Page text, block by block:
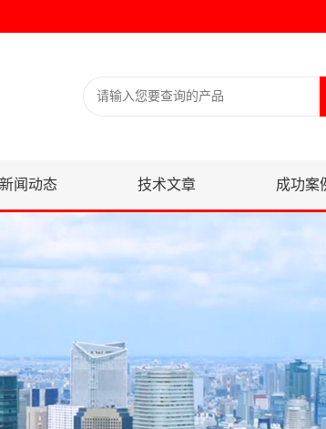
新闻动态 技术文章 成功案